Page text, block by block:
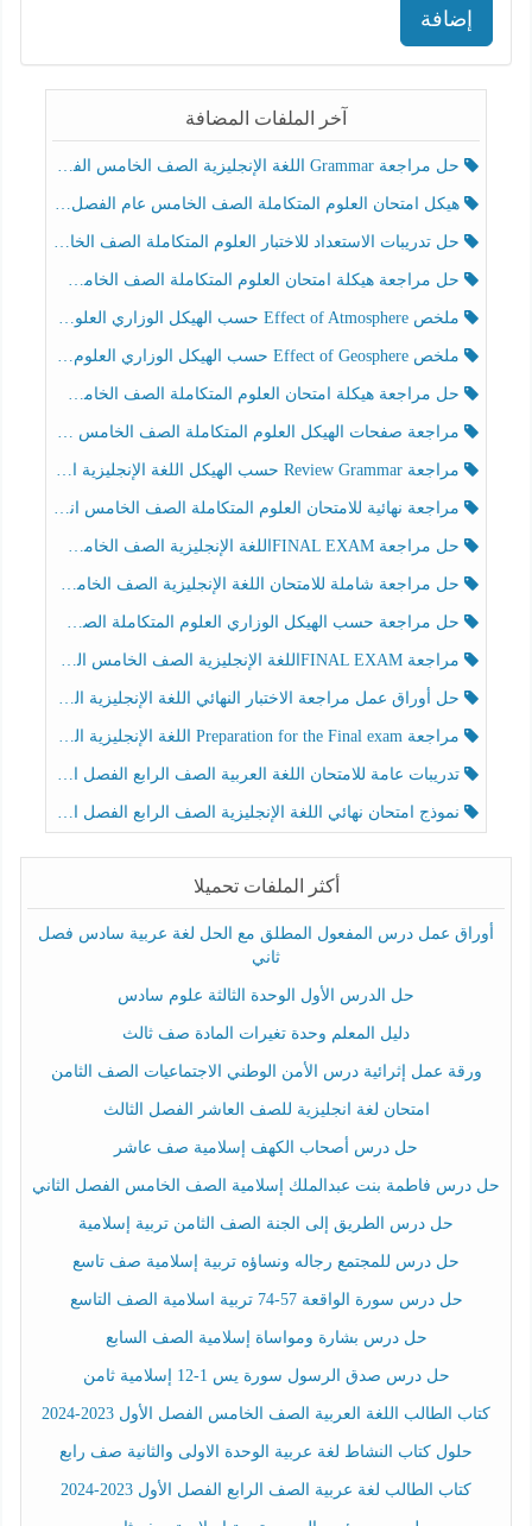
إضافة
آخر الملفات المضافة
حل مراجعة Grammar اللغة الإنجليزية الصف الخامس الفصل الثالث
هيكل امتحان العلوم المتكاملة الصف الخامس عام الفصل الدراسي الثالث 2025-2026
حل تدريبات الاستعداد للاختبار العلوم المتكاملة الصف الخامس عام الفصل الثالث
حل مراجعة هيكلة امتحان العلوم المتكاملة الصف الخامس انسبير الفصل الثالث
ملخص Effect of Atmosphere حسب الهيكل الوزاري العلوم المتكاملة الصف الخامس انسبير الفصل الثالث
ملخص Effect of Geosphere حسب الهيكل الوزاري العلوم المتكاملة الصف الخامس انسبير الفصل الثالث
حل مراجعة هيكلة امتحان العلوم المتكاملة الصف الخامس عام الفصل الثالث
مراجعة صفحات الهيكل العلوم المتكاملة الصف الخامس انسبير الفصل الثالث
مراجعة Review Grammar حسب الهيكل اللغة الإنجليزية الصف الخامس الفصل الثالث
مراجعة نهائية للامتحان العلوم المتكاملة الصف الخامس انسبير الفصل الثالث
حل مراجعة FINAL EXAMاللغة الإنجليزية الصف الخامس الفصل الثالث
حل مراجعة شاملة للامتحان اللغة الإنجليزية الصف الخامس الفصل الثالث
حل مراجعة حسب الهيكل الوزاري العلوم المتكاملة الصف الخامس عام الفصل الثالث
مراجعة FINAL EXAMاللغة الإنجليزية الصف الخامس الفصل الثالث
حل أوراق عمل مراجعة الاختبار النهائي اللغة الإنجليزية الصف الرابع الفصل الثالث
مراجعة Preparation for the Final exam اللغة الإنجليزية الصف الرابع الفصل الثالث
تدريبات عامة للامتحان اللغة العربية الصف الرابع الفصل الثالث
نموذج امتحان نهائي اللغة الإنجليزية الصف الرابع الفصل الثالث
أكثر الملفات تحميلا
أوراق عمل درس المفعول المطلق مع الحل لغة عربية سادس فصل
ثاني
حل الدرس الأول الوحدة الثالثة علوم سادس
دليل المعلم وحدة تغيرات المادة صف ثالث
ورقة عمل إثرائية درس الأمن الوطني الاجتماعيات الصف الثامن
امتحان لغة انجليزية للصف العاشر الفصل الثالث
حل درس أصحاب الكهف إسلامية صف عاشر
حل درس فاطمة بنت عبدالملك إسلامية الصف الخامس الفصل الثاني
حل درس الطريق إلى الجنة الصف الثامن تربية إسلامية
حل درس للمجتمع رجاله ونساؤه تربية إسلامية صف تاسع
حل درس سورة الواقعة 57-74 تربية اسلامية الصف التاسع
حل درس بشارة ومواساة إسلامية الصف السابع
حل درس صدق الرسول سورة يس 1-12 إسلامية ثامن
كتاب الطالب اللغة العربية الصف الخامس الفصل الأول 2023-2024
حلول كتاب النشاط لغة عربية الوحدة الاولى والثانية صف رابع
كتاب الطالب لغة عربية الصف الرابع الفصل الأول 2023-2024